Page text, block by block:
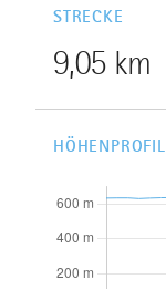
STRECKE
9,05 km
HÖHENPROFIL